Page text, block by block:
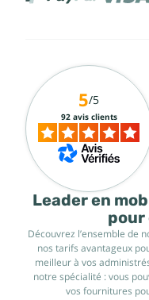
Leader en
Découvrez l’ensemble de
nos tarifs avantageux
meilleur à vos
notre spécialité : vous
vos fournitures
5/5
92 avis clients